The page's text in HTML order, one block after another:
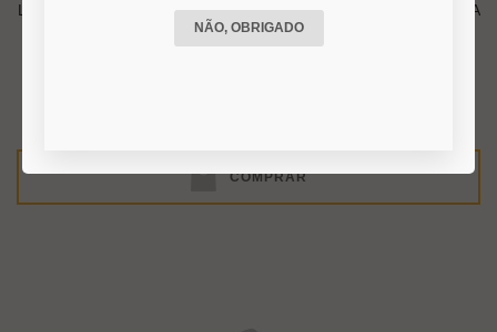
LAMP LED OUROLUX SUPERLED 7W OURO 60 COLORS ROSA
COMPRAR
NÃO, OBRIGADO